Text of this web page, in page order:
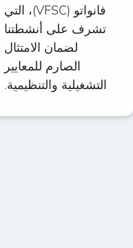
فانواتو (VFSC)، التي
تشرف على أنشطتنا
لضمان الامتثال
الصارم للمعايير
التشغيلية والتنظيمية.